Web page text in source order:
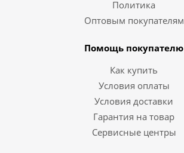
Политика
Оптовым покупателям
Помощь покупателю
Как купить
Условия оплаты
Условия доставки
Гарантия на товар
Сервисные центры